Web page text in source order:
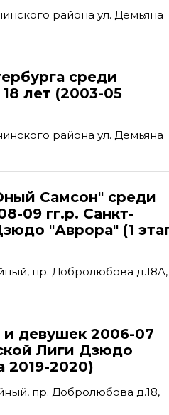
района ул. Демьяна
среди
лет (2003-05
района ул. Демьяна
Самсон" среди
09 гг.р. Санкт-
"Аврора" (1
пр. Добролюбова д.18А,
девушек 2006-07
Лиги Дзюдо
2019-2020)
пр. Добролюбова д.18,